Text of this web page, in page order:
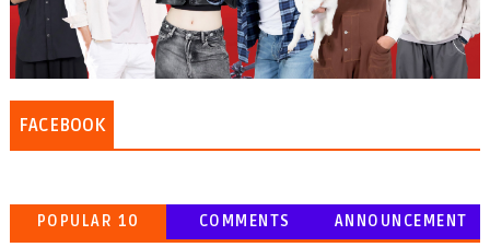
FACEBOOK
POPULAR 10 COMMENTS ANNOUNCEMENT